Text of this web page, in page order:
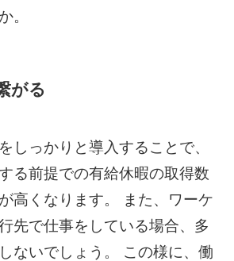
。
がる
しっかりと導入することで、
る前提での有給休暇の取得数
高くなります。 また、ワーケ
先で仕事をしている場合、多
ないでしょう。 この様に、働